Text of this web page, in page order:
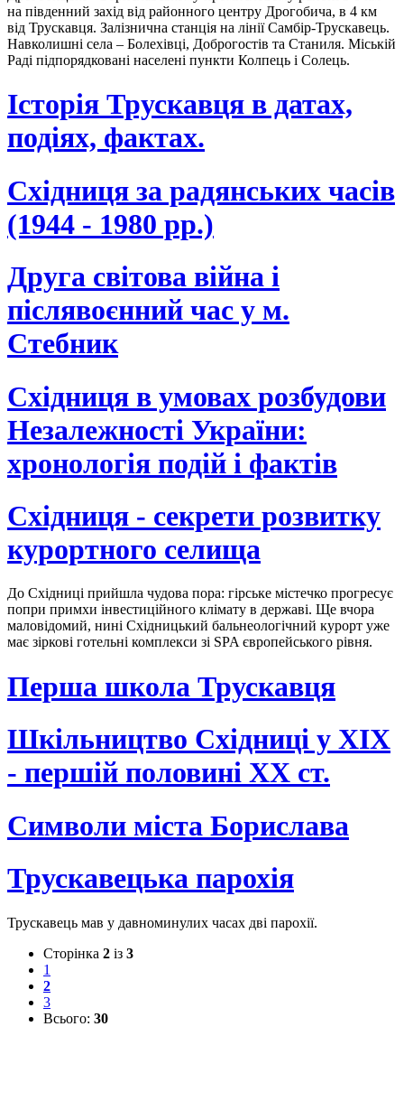
на південний захід від районного центру Дрогобича, в 4 км
від Трускавця. Залізнична станція на лінії Самбір-Трускавець.
Навколишні села – Болехівці, Доброгостів та Станиля. Міській
Раді підпорядковані населені пункти Колпець і Солець.
Історія Трускавця в датах,
подіях, фактах.
Східниця за радянських часів
(1944 - 1980 рр.)
Друга світова війна і
післявоєнний час у м.
Стебник
Східниця в умовах розбудови
Незалежності України:
хронологія подій і фактів
Східниця - секрети розвитку
курортного селища
До Східниці прийшла чудова пора: гірське містечко прогресує
попри примхи інвестиційного клімату в державі. Ще вчора
маловідомий, нині Східницький бальнеологічний курорт уже
має зіркові готельні комплекси зі SPA європейського рівня.
Перша школа Трускавця
Шкільництво Східниці у XIX
- першій половині ХХ ст.
Символи міста Борислава
Трускавецька парохія
Трускавець мав у давноминулих часах дві парохії.
Сторінка 2 із 3
1
2
3
Всього: 30